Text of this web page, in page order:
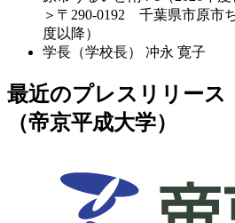
＞〒290-0192 千葉県市原市
度以降）
学長（学校長）
冲永 寛子
最近のプレスリリース
（帝京平成大学）